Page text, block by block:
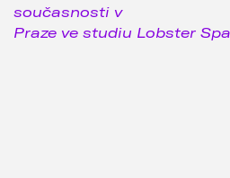
současnosti v
Praze ve studiu Lobster